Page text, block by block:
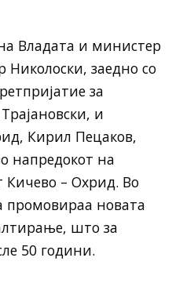
Владата и министер
Николоски, заедно со
за
и
Кирил Пецаков,
напредокот на
Кичево – Охрид. Во
промовираа новата
што за
50 години.